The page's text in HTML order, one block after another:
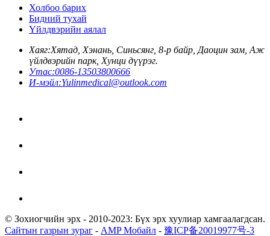
Холбоо барих
Бидний тухай
Үйлдвэрийн аялал
Хаяг:Хятад, Хэнань, Синьсянг, 8-р байр, Даоцин зам, Аж
үйлдвэрийн парк, Хунци дүүрэг.
Утас:0086-13503800666
И-мэйл:Yulinmedical@outlook.com
© Зохиогчийн эрх - 2010-2023: Бүх эрх хуулиар хамгаалагдсан.
Сайтын газрын зураг - AMP Мобайл - 豫ICP备20019977号-3